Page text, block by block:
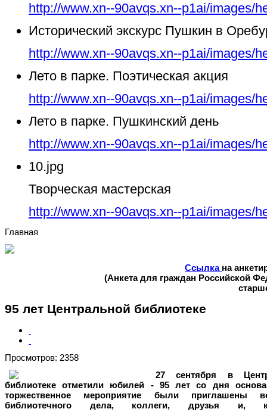
http://www.xn--90avqs.xn--p1ai/images/
Исторический экскурс Пушкин в
http://www.xn--90avqs.xn--p1ai/images/
Лето в парке. Поэтическая акция
http://www.xn--90avqs.xn--p1ai/images/
Лето в парке. Пушкинский день
http://www.xn--90avqs.xn--p1ai/images/
10.jpg
Творческая мастерская
http://www.xn--90avqs.xn--p1ai/images/
Главная
Ссылка на
(Анкета для граждан Российской
95 лет Центральной библиотеке
Просмотров: 2358
27 сентября в
библиотеке отметили юбилей - 95 лет со дня
торжественное мероприятие были приглашены
библиотечного дела, коллеги, друзья и,